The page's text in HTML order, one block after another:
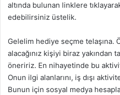
altında bulunan linklere
edebilirsiniz üstelik.
Gelelim hediye seçme telaşına.
alacağınız kişiyi biraz yakından
öneririz. En nihayetinde bu
Onun ilgi alanlarını, iş dışı
Bunun için sosyal medya